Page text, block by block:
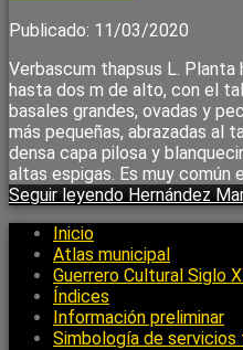
Publicado: 11/03/2020
Verbascum thapsus L. Planta
hasta dos m de alto, con el
basales grandes, ovadas y
más pequeñas, abrazadas al
densa capa pilosa y
altas espigas. Es muy común
Seguir leyendo Hernández
Inicio
Atlas municipal
Guerrero Cultural Siglo
Índices
Información preliminar
Simbología de